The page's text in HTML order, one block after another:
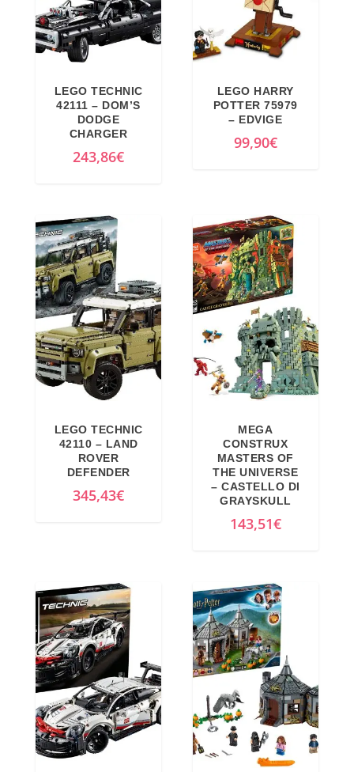
LEGO TECHNIC
42111 – DOM’S
DODGE
CHARGER
243,86€
LEGO HARRY
POTTER 75979
– EDVIGE
99,90€
LEGO TECHNIC
42110 – LAND
ROVER
DEFENDER
345,43€
MEGA
CONSTRUX
MASTERS OF
THE UNIVERSE
– CASTELLO DI
GRAYSKULL
143,51€